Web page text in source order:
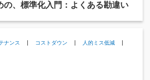
の、標準化入門：よくある勘違い
ナンス コストダウン
人的ミス低減